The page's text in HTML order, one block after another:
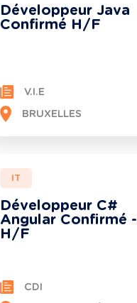
Développeur Java
Confirmé H/F
V.I.E
BRUXELLES
IT
Développeur C#
Angular Confirmé -
H/F
CDI